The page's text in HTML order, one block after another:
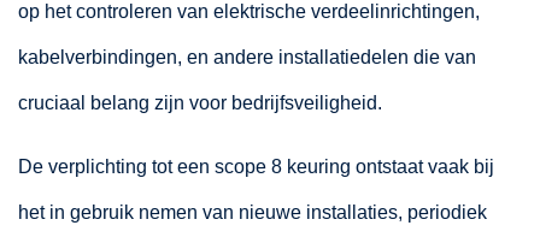
op het controleren van elektrische verdeelinrichtingen,
kabelverbindingen, en andere installatiedelen die van
cruciaal belang zijn voor bedrijfsveiligheid.
De verplichting tot een scope 8 keuring ontstaat vaak bij
het in gebruik nemen van nieuwe installaties, periodiek